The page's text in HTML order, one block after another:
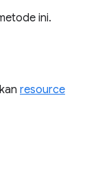
ini.
resource